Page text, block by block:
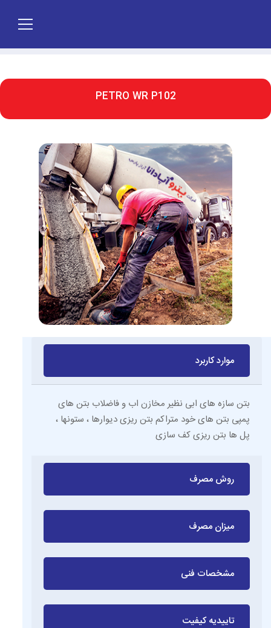
PETRO WR P102
موارد کاربرد
بتن سازه های ابی نظیر مخازن اب و فاضلاب بتن های
پمپی بتن های خود متراکم بتن ریزی دیوارها ، ستونها ،
پل ها بتن ریزی کف سازی
روش مصرف
میزان مصرف
مشخصات فنی
تاییدیه کیفیت